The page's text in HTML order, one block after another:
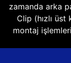
zamanda arka
Clip (hızlı
montaj